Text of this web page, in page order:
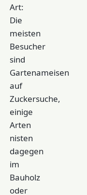
Art:
Die
meisten
Besucher
sind
Gartenameisen
auf
Zuckersuche,
einige
Arten
nisten
dagegen
im
Bauholz
oder